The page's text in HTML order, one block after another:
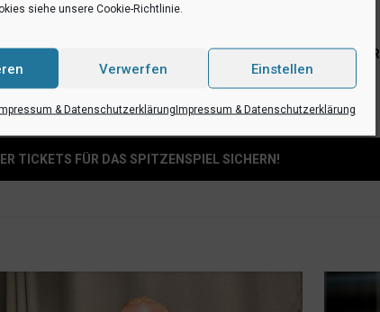
siehe unsere Cookie-Richtlinie.
Verwerfen Einstellen
& DatenschutzerklärungImpressum & Datenschutzerklärung
Kontingent erhältlich. Freigabe-Code istWWUKULTUR
TICKETS FÜR DAS SPITZENSPIEL SICHERN!